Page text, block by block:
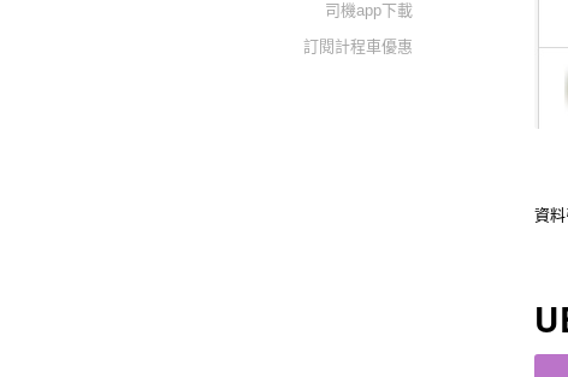
資
司機app下載
訂閱計程車優惠